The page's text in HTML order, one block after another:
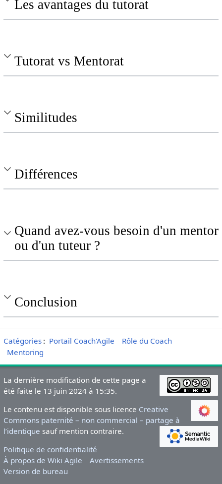
Les avantages du tutorat
Tutorat vs Mentorat
Similitudes
Différences
Quand avez-vous besoin d'un mentor
ou d'un tuteur ?
Conclusion
Catégories: Portail Coach'Agile
Rôle du Coach
Mentoring
La dernière modification de cette page a
été faite le 13 juin 2024 à 15:35.
Le contenu est disponible sous licence Creative
Commons paternité – non commercial – partage à
l’identique sauf mention contraire.
Politique de confidentialité
À propos de Wiki Agile
Avertissements
Version de bureau